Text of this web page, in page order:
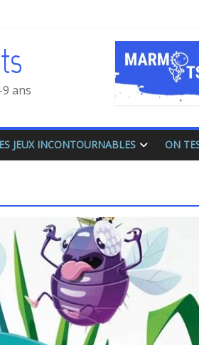
ans
JEUX INCONTOURNABLES ON